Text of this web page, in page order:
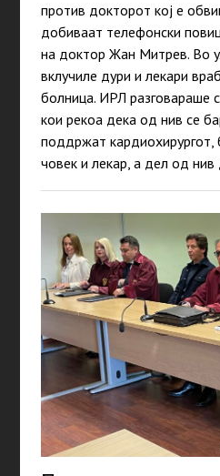
против докторот кој е
добиваат телефонски
на доктор Жан Митрев. Во
вклучиле дури и лекари
болница. ИРЛ разговараше
кои рекоа дека од нив се
поддржат кардиохирургот,
човек и лекар, а дел од